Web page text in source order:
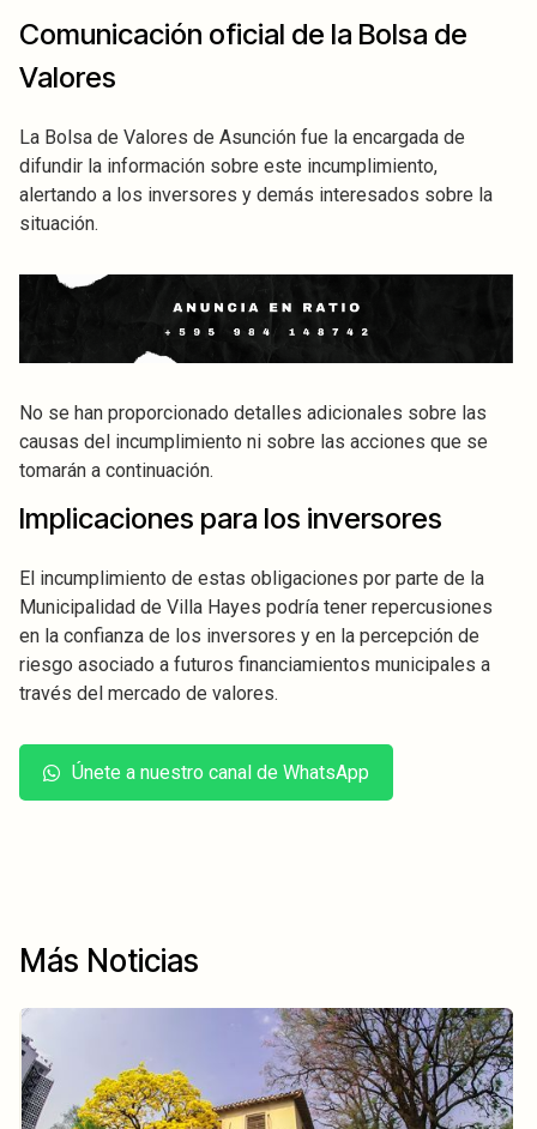
Comunicación oficial de la Bolsa de
Valores
La Bolsa de Valores de Asunción fue la encargada de
difundir la información sobre este incumplimiento,
alertando a los inversores y demás interesados sobre la
situación.
No se han proporcionado detalles adicionales sobre las
causas del incumplimiento ni sobre las acciones que se
tomarán a continuación.
Implicaciones para los inversores
El incumplimiento de estas obligaciones por parte de la
Municipalidad de Villa Hayes podría tener repercusiones
en la confianza de los inversores y en la percepción de
riesgo asociado a futuros financiamientos municipales a
través del mercado de valores.
Únete a nuestro canal de WhatsApp
Más Noticias